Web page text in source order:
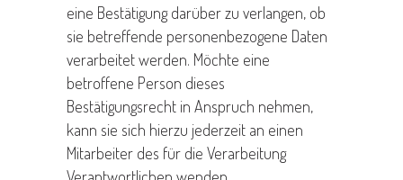
eine Bestätigung darüber zu verlangen, ob
sie betreffende personenbezogene Daten
verarbeitet werden. Möchte eine
betroffene Person dieses
Bestätigungsrecht in Anspruch nehmen,
kann sie sich hierzu jederzeit an einen
Mitarbeiter des für die Verarbeitung